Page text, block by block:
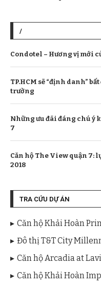
/
Condotel – Hương vị mới
TP.HCM sẽ “định danh”
trường
Những ưu đãi đáng chú ý
7
Căn hộ The View quận 7:
2018
TRA CỨU DỰ ÁN
Căn hộ Khải Hoàn
Đô thị T&T City
Căn hộ Arcadia at
Căn hộ Khải Hoàn